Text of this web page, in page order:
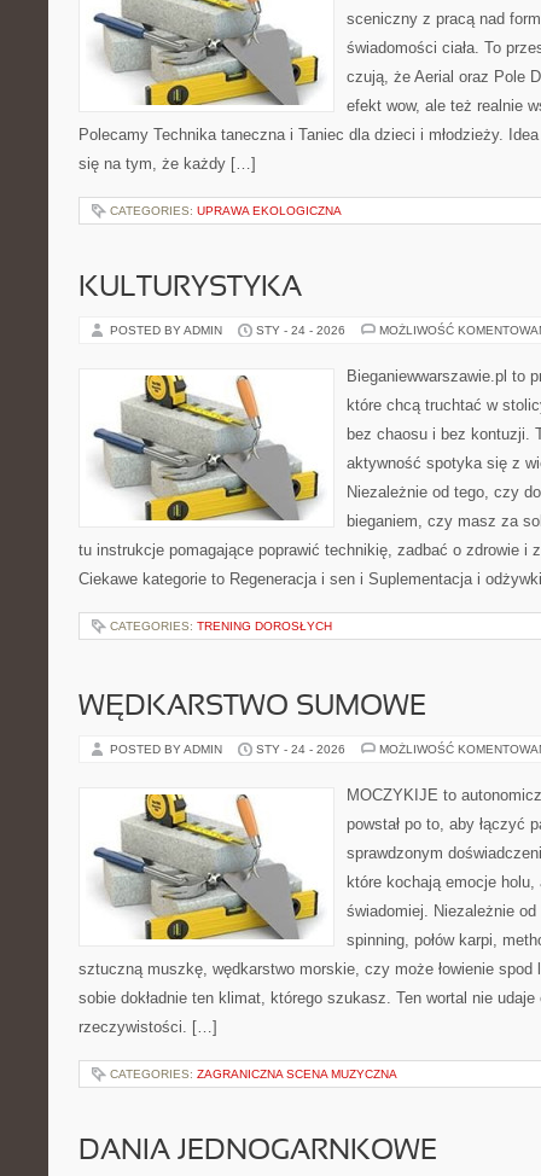
sceniczny z pracą nad
świadomości ciała. To
czują, że Aerial oraz Pole
efekt wow, ale też realnie
Polecamy Technika taneczna i Taniec dla dzieci i młodzieży.
się na tym, że każdy […]
CATEGORIES: UPRAWA EKOLOGICZNA
KULTURYSTYKA
POSTED BY ADMIN STY - 24 - 2026 MOŻLIWOŚĆ
Bieganiewwarszawie.pl to
które chcą truchtać w
bez chaosu i bez kontuzji.
aktywność spotyka się z
Niezależnie od tego, czy
bieganiem, czy masz za
tu instrukcje pomagające poprawić technikię, zadbać o zdrowie i
Ciekawe kategorie to Regeneracja i sen i Suplementacja i
CATEGORIES: TRENING DOROSŁYCH
WĘDKARSTWO SUMOWE
POSTED BY ADMIN STY - 24 - 2026 MOŻLIWOŚĆ
MOCZYKIJE to
powstał po to, aby łączyć
sprawdzonym
które kochają emocje
świadomiej. Niezależnie
spinning, połów karpi,
sztuczną muszkę, wędkarstwo morskie, czy może łowienie spod
sobie dokładnie ten klimat, którego szukasz. Ten wortal nie
rzeczywistości. […]
CATEGORIES: ZAGRANICZNA SCENA MUZYCZNA
DANIA JEDNOGARNKOWE